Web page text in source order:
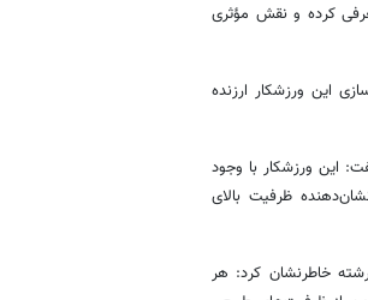
کرده و نقش مؤثری
این ورزشکار ارزنده
این ورزشکار با وجود
نشان‌دهنده ظرفیت بالای
خاطرنشان کرد: هر